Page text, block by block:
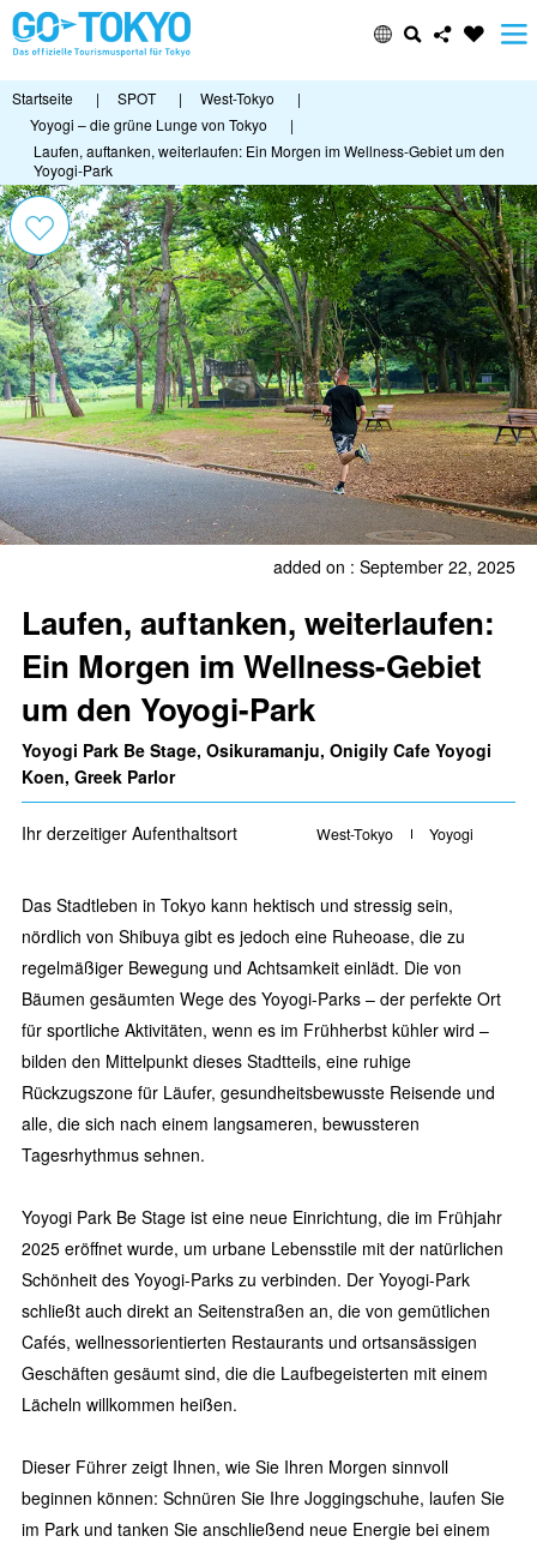
Startseite | SPOT | West-Tokyo
|
Yoyogi – die grüne Lunge von Tokyo
|
Laufen, auftanken, weiterlaufen: Ein Morgen im Wellness-Gebiet um den
Yoyogi-Park
added on : September 22, 2025
Laufen, auftanken, weiterlaufen:
Ein Morgen im Wellness-Gebiet
um den Yoyogi-Park
Yoyogi Park Be Stage, Osikuramanju, Onigily Cafe Yoyogi
Koen, Greek Parlor
Ihr derzeitiger Aufenthaltsort West-Tokyo Yoyogi
Das Stadtleben in Tokyo kann hektisch und stressig sein,
nördlich von Shibuya gibt es jedoch eine Ruheoase, die zu
regelmäßiger Bewegung und Achtsamkeit einlädt. Die von
Bäumen gesäumten Wege des Yoyogi-Parks – der perfekte Ort
für sportliche Aktivitäten, wenn es im Frühherbst kühler wird –
bilden den Mittelpunkt dieses Stadtteils, eine ruhige
Rückzugszone für Läufer, gesundheitsbewusste Reisende und
alle, die sich nach einem langsameren, bewussteren
Tagesrhythmus sehnen.
Yoyogi Park Be Stage ist eine neue Einrichtung, die im Frühjahr
2025 eröffnet wurde, um urbane Lebensstile mit der natürlichen
Schönheit des Yoyogi-Parks zu verbinden. Der Yoyogi-Park
schließt auch direkt an Seitenstraßen an, die von gemütlichen
Cafés, wellnessorientierten Restaurants und ortsansässigen
Geschäften gesäumt sind, die die Laufbegeisterten mit einem
Lächeln willkommen heißen.
Dieser Führer zeigt Ihnen, wie Sie Ihren Morgen sinnvoll
beginnen können: Schnüren Sie Ihre Joggingschuhe, laufen Sie
im Park und tanken Sie anschließend neue Energie bei einem